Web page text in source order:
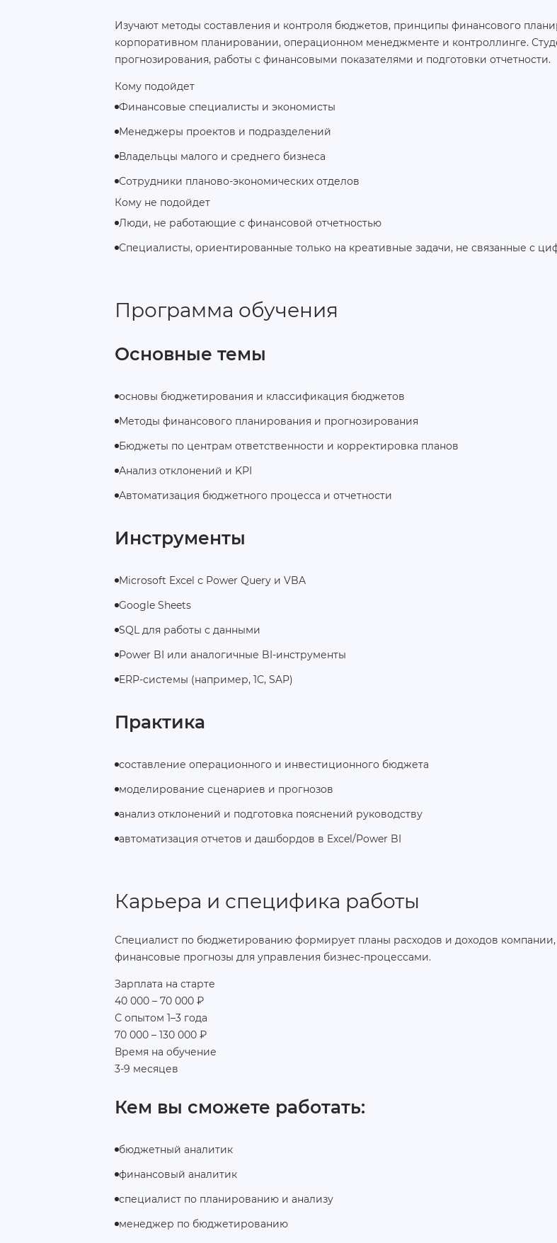
Изучают методы составления и контроля бюджетов, принципы финансового
корпоративном планировании, операционном менеджменте и контроллинге.
прогнозирования, работы с финансовыми показателями и подготовки отчетности.
Кому подойдет
Финансовые специалисты и экономисты
Менеджеры проектов и подразделений
Владельцы малого и среднего бизнеса
Сотрудники планово-экономических отделов
Кому не подойдет
Люди, не работающие с финансовой отчетностью
Специалисты, ориентированные только на креативные задачи, не связанные с
Программа обучения
Основные темы
основы бюджетирования и классификация бюджетов
Методы финансового планирования и прогнозирования
Бюджеты по центрам ответственности и корректировка планов
Анализ отклонений и KPI
Автоматизация бюджетного процесса и отчетности
Инструменты
Microsoft Excel с Power Query и VBA
Google Sheets
SQL для работы с данными
Power BI или аналогичные BI-инструменты
ERP-системы (например, 1C, SAP)
Практика
составление операционного и инвестиционного бюджета
моделирование сценариев и прогнозов
анализ отклонений и подготовка пояснений руководству
автоматизация отчетов и дашбордов в Excel/Power BI
Карьера и специфика работы
Специалист по бюджетированию формирует планы расходов и доходов
финансовые прогнозы для управления бизнес-процессами.
Зарплата на старте
40 000 – 70 000 ₽
С опытом 1–3 года
70 000 – 130 000 ₽
Время на обучение
3-9 месяцев
Кем вы сможете работать:
бюджетный аналитик
финансовый аналитик
специалист по планированию и анализу
менеджер по бюджетированию